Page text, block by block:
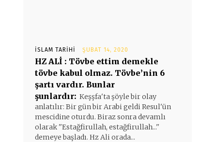
İSLAM TARIHI ŞUBAT 14, 2020
HZ ALİ : Tövbe ettim demekle
tövbe kabul olmaz. Tövbe’nin 6
şartı vardır. Bunlar
şunlardır: Keşşfa'ta şöyle bir olay
anlatılır: Bir gün bir Arabi geldi Resul'ün
mescidine oturdu. Biraz sonra devamlı
olarak ''Estağfirullah, estağfirullah...''
demeye başladı. Hz Ali orada...